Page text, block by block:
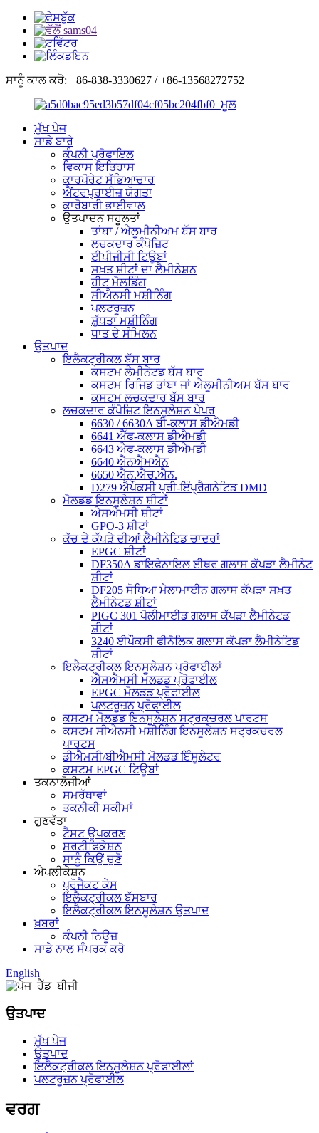
ਸਾਨੂੰ ਕਾਲ ਕਰੋ: +86-838-3330627 / +86-13568272752
ਮੁੱਖ ਪੇਜ
ਸਾਡੇ ਬਾਰੇ
ਕੰਪਨੀ ਪ੍ਰੋਫਾਇਲ
ਵਿਕਾਸ ਇਤਿਹਾਸ
ਕਾਰਪੋਰੇਟ ਸੱਭਿਆਚਾਰ
ਐਂਟਰਪ੍ਰਾਈਜ਼ ਯੋਗਤਾ
ਕਾਰੋਬਾਰੀ ਭਾਈਵਾਲ
ਉਤਪਾਦਨ ਸਹੂਲਤਾਂ
ਤਾਂਬਾ / ਐਲੂਮੀਨੀਅਮ ਬੱਸ ਬਾਰ
ਲਚਕਦਾਰ ਕੰਪੋਜ਼ਿਟ
ਈਪੀਜੀਸੀ ਟਿਊਬਾਂ
ਸਖ਼ਤ ਸ਼ੀਟਾਂ ਦਾ ਲੈਮੀਨੇਸ਼ਨ
ਹੀਟ ਮੋਲਡਿੰਗ
ਸੀਐਨਸੀ ਮਸ਼ੀਨਿੰਗ
ਪਲਟਰੂਜ਼ਨ
ਸ਼ੁੱਧਤਾ ਮਸ਼ੀਨਿੰਗ
ਧਾਤ ਦੇ ਸੰਮਿਲਨ
ਉਤਪਾਦ
ਇਲੈਕਟ੍ਰੀਕਲ ਬੱਸ ਬਾਰ
ਕਸਟਮ ਲੈਮੀਨੇਟਡ ਬੱਸ ਬਾਰ
ਕਸਟਮ ਰਿਜਿਡ ਤਾਂਬਾ ਜਾਂ ਐਲੂਮੀਨੀਅਮ ਬੱਸ ਬਾਰ
ਕਸਟਮ ਲਚਕਦਾਰ ਬੱਸ ਬਾਰ
ਲਚਕਦਾਰ ਕੰਪੋਜ਼ਿਟ ਇਨਸੂਲੇਸ਼ਨ ਪੇਪਰ
6630 / 6630A ਬੀ-ਕਲਾਸ ਡੀਐਮਡੀ
6641 ਐੱਫ-ਕਲਾਸ ਡੀਐਮਡੀ
6643 ਐਫ-ਕਲਾਸ ਡੀਐਮਡੀ
6640 ਐਨਐਮਐਨ
6650 ਐਨ.ਐਚ.ਐਨ.
D279 ਐਪੌਕਸੀ ਪ੍ਰੀ-ਇੰਪ੍ਰੈਗਨੇਟਿਡ DMD
ਮੋਲਡਡ ਇਨਸੂਲੇਸ਼ਨ ਸ਼ੀਟਾਂ
ਐਸਐਮਸੀ ਸ਼ੀਟਾਂ
GPO-3 ਸ਼ੀਟਾਂ
ਕੱਚ ਦੇ ਕੱਪੜੇ ਦੀਆਂ ਲੈਮੀਨੇਟਿਡ ਚਾਦਰਾਂ
EPGC ਸ਼ੀਟਾਂ
DF350A ਡਾਇਫੇਨਾਇਲ ਈਥਰ ਗਲਾਸ ਕੱਪੜਾ ਲੈਮੀਨੇਟ
ਸ਼ੀਟਾਂ
DF205 ਸੋਧਿਆ ਮੇਲਾਮਾਈਨ ਗਲਾਸ ਕੱਪੜਾ ਸਖ਼ਤ
ਲੈਮੀਨੇਟਡ ਸ਼ੀਟਾਂ
PIGC 301 ਪੋਲੀਮਾਈਡ ਗਲਾਸ ਕੱਪੜਾ ਲੈਮੀਨੇਟਡ
ਸ਼ੀਟਾਂ
3240 ਈਪੌਕਸੀ ਫੀਨੋਲਿਕ ਗਲਾਸ ਕੱਪੜਾ ਲੈਮੀਨੇਟਿਡ
ਸ਼ੀਟਾਂ
ਇਲੈਕਟ੍ਰੀਕਲ ਇਨਸੂਲੇਸ਼ਨ ਪ੍ਰੋਫਾਈਲਾਂ
ਐਸਐਮਸੀ ਮੋਲਡਡ ਪ੍ਰੋਫਾਈਲ
EPGC ਮੋਲਡਡ ਪ੍ਰੋਫਾਈਲ
ਪਲਟਰੂਜ਼ਨ ਪ੍ਰੋਫਾਈਲ
ਕਸਟਮ ਮੋਲਡਡ ਇਨਸੂਲੇਸ਼ਨ ਸਟ੍ਰਕਚਰਲ ਪਾਰਟਸ
ਕਸਟਮ ਸੀਐਨਸੀ ਮਸ਼ੀਨਿੰਗ ਇਨਸੂਲੇਸ਼ਨ ਸਟ੍ਰਕਚਰਲ
ਪਾਰਟਸ
ਡੀਐਮਸੀ/ਬੀਐਮਸੀ ਮੋਲਡਡ ਇੰਸੂਲੇਟਰ
ਕਸਟਮ EPGC ਟਿਊਬਾਂ
ਤਕਨਾਲੋਜੀਆਂ
ਸਮਰੱਥਾਵਾਂ
ਤਕਨੀਕੀ ਸਕੀਮਾਂ
ਗੁਣਵੱਤਾ
ਟੈਸਟ ਉਪਕਰਣ
ਸਰਟੀਫਿਕੇਸ਼ਨ
ਸਾਨੂੰ ਕਿਉਂ ਚੁਣੋ
ਐਪਲੀਕੇਸ਼ਨ
ਪ੍ਰੋਜੈਕਟ ਕੇਸ
ਇਲੈਕਟ੍ਰੀਕਲ ਬੱਸਬਾਰ
ਇਲੈਕਟ੍ਰੀਕਲ ਇਨਸੂਲੇਸ਼ਨ ਉਤਪਾਦ
ਖ਼ਬਰਾਂ
ਕੰਪਨੀ ਨਿਊਜ਼
ਸਾਡੇ ਨਾਲ ਸੰਪਰਕ ਕਰੋ
English
ਉਤਪਾਦ
ਮੁੱਖ ਪੇਜ
ਉਤਪਾਦ
ਇਲੈਕਟ੍ਰੀਕਲ ਇਨਸੂਲੇਸ਼ਨ ਪ੍ਰੋਫਾਈਲਾਂ
ਪਲਟਰੂਜ਼ਨ ਪ੍ਰੋਫਾਈਲ
ਵਰਗ